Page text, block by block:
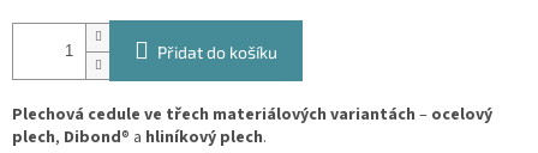
Přidat do košíku
Plechová cedule ve třech materiálových variantách – ocelový
plech, Dibond® a hliníkový plech.